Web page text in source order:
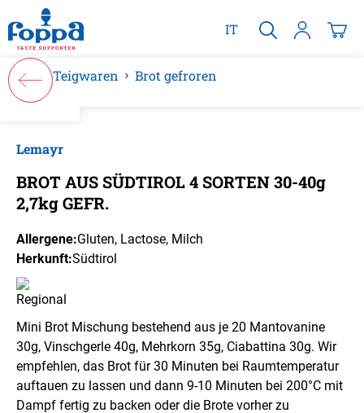
springen
IT
Teigwaren Brot gefroren
Lemayr
BROT AUS SÜDTIROL 4 SORTEN 30-40g
2,7kg GEFR.
Allergene:Gluten, Lactose, Milch
Herkunft:Südtirol
Mini Brot Mischung bestehend aus je 20 Mantovanine
30g, Vinschgerle 40g, Mehrkorn 35g, Ciabattina 30g. Wir
empfehlen, das Brot für 30 Minuten bei Raumtemperatur
auftauen zu lassen und dann 9-10 Minuten bei 200°C mit
Dampf fertig zu backen oder die Brote vorher zu